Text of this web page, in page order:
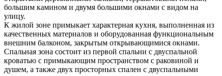
большим камином и двумя большими окнами с видом на
улицу.
К жилой зоне примыкает характерная кухня, выполненная из
качественных материалов и оборудованная функциональным
внешним балконом, закрытым открывающимися окнами.
Спальная зона состоит из первой спальни с двуспальной
кроватью с примыкающим пространством с раковиной и
душем, а также двух просторных спален с двуспальными